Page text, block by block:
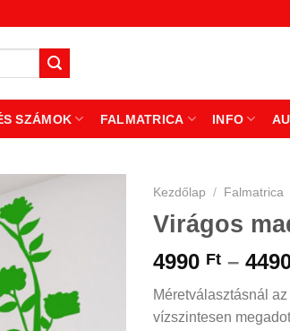
SZÁMOK FALMATRICA INFO
Kezdőlap / Falmatrica
Virágos
4990 Ft –
Méretválasztásnál
vízszintesen